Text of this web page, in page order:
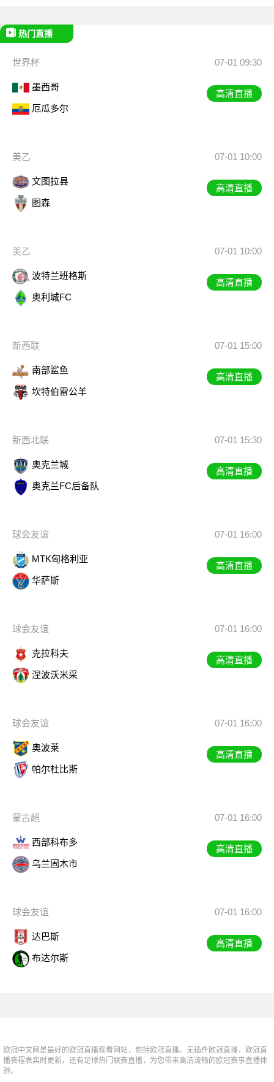
热门直播
世界杯 07-01 09:30
墨西哥
厄瓜多尔
高清直播
美乙 07-01 10:00
文图拉县
图森
高清直播
美乙 07-01 10:00
波特兰班格斯
奥利城FC
高清直播
新西联 07-01 15:00
南部鲨鱼
坎特伯雷公羊
高清直播
新西北联 07-01 15:30
奥克兰城
奥克兰FC后备队
高清直播
球会友谊 07-01 16:00
MTK匈格利亚
华萨斯
高清直播
球会友谊 07-01 16:00
克拉科夫
涅波沃米采
高清直播
球会友谊 07-01 16:00
奥波莱
帕尔杜比斯
高清直播
蒙古超 07-01 16:00
西部科布多
乌兰固木市
高清直播
球会友谊 07-01 16:00
达巴斯
布达尔斯
高清直播
欧冠中文网是最好的欧冠直播观看网站，包括欧冠直播、无插件欧冠直播，欧冠直
播赛程表实时更新，还有足球热门联赛直播，为您带来高清流畅的欧冠赛事直播体
验。